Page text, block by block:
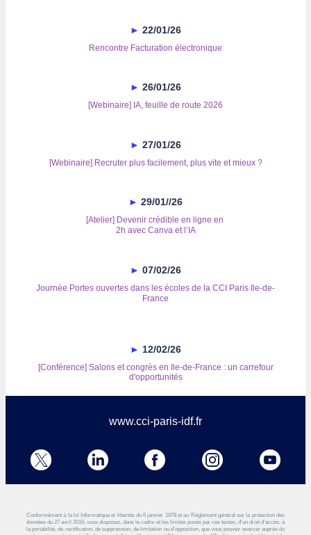
► 22/01/26
Rencontre Facturation électronique
► 26/01/26
[Webinaire] IA, feuille de route 2026
► 27/01/26
[Webinaire] Recruter plus facilement, plus vite et mieux ?
► 29/01//26
[Atelier] Devenir crédible en ligne en
2h avec Canva et l’IA
► 07/02/26
Journée Portes ouvertes dans les écoles de la CCI Paris Ile-de-
France
► 12/02/26
[Conférence] Salons et congrès en Ile-de-France : un carrefour
d'opportunités
www.cci-paris-idf.fr
Conformément à la loi Informatique et libertés du 6 janvier 1978 et au Règlement général sur la protection des
données du 27 avril 2016, vous disposez, dans le cadre et les limites posés par ces textes, d’un droit d’accès, à
la portabilité, de rectification, de suppression, de limitation ou d’opposition, que vous pouvez exercer auprès du